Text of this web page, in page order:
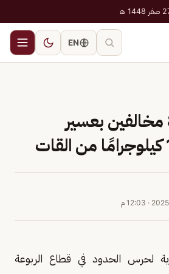
EN
القبض على 8 مخالفين بعسير
· 12:03 م
لحرس الحدود في قطاع الربوعة